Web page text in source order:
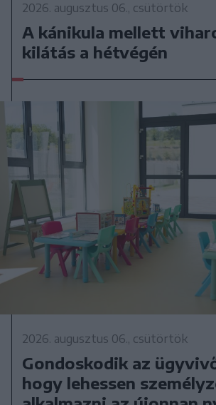
2026. augusztus 06., csütörtök
A kánikula mellett
kilátás a hétvégén
2026. augusztus 06., csütörtök
Gondoskodik az
hogy lehessen